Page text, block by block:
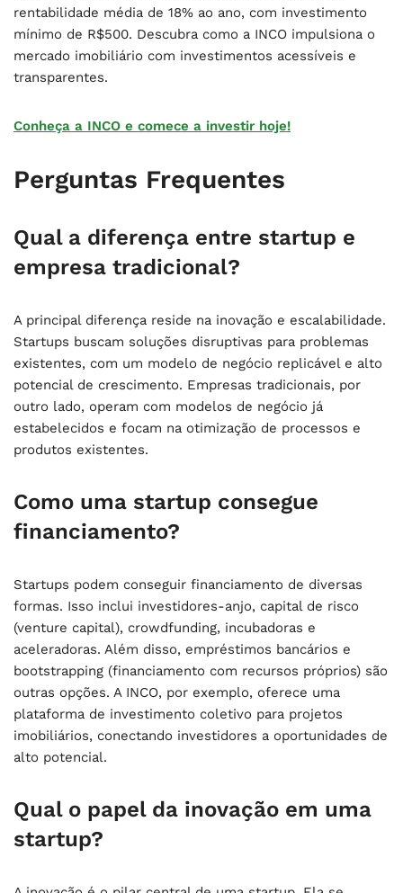
rentabilidade média de 18% ao ano, com investimento
mínimo de R$500. Descubra como a INCO impulsiona o
mercado imobiliário com investimentos acessíveis e
transparentes.
Conheça a INCO e comece a investir hoje!
Perguntas Frequentes
Qual a diferença entre startup e
empresa tradicional?
A principal diferença reside na inovação e escalabilidade.
Startups buscam soluções disruptivas para problemas
existentes, com um modelo de negócio replicável e alto
potencial de crescimento. Empresas tradicionais, por
outro lado, operam com modelos de negócio já
estabelecidos e focam na otimização de processos e
produtos existentes.
Como uma startup consegue
financiamento?
Startups podem conseguir financiamento de diversas
formas. Isso inclui investidores-anjo, capital de risco
(venture capital), crowdfunding, incubadoras e
aceleradoras. Além disso, empréstimos bancários e
bootstrapping (financiamento com recursos próprios) são
outras opções. A INCO, por exemplo, oferece uma
plataforma de investimento coletivo para projetos
imobiliários, conectando investidores a oportunidades de
alto potencial.
Qual o papel da inovação em uma
startup?